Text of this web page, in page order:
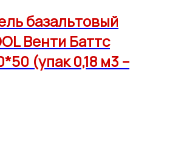
базальтовый
Венти Баттс
(упак 0,18 м3 –